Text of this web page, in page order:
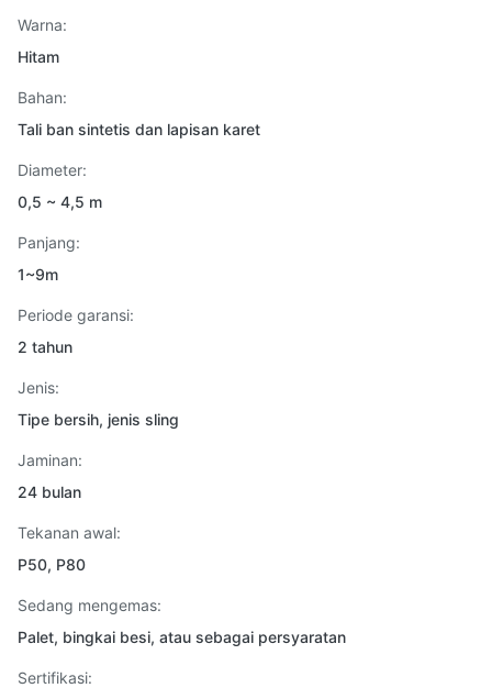
Warna:
Hitam
Bahan:
Tali ban sintetis dan lapisan karet
Diameter:
0,5 ~ 4,5 m
Panjang:
1~9m
Periode garansi:
2 tahun
Jenis:
Tipe bersih, jenis sling
Jaminan:
24 bulan
Tekanan awal:
P50, P80
Sedang mengemas:
Palet, bingkai besi, atau sebagai persyaratan
Sertifikasi: